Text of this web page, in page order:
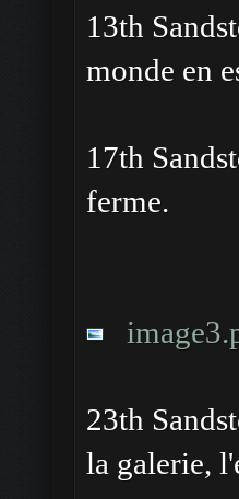
13th
monde en
17th
ferme.
23th
la galerie,